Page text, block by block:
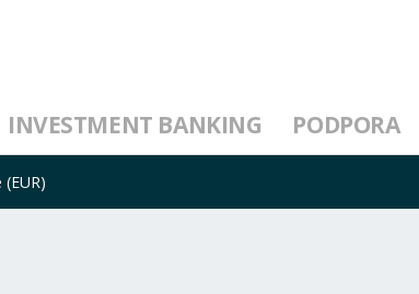
INVESTMENT BANKING PODPORA